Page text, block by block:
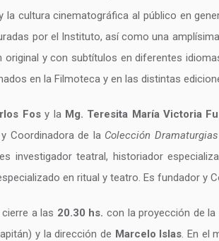
cultura cinematográfica al público en
por el Instituto, así como una
original y con subtítulos en diferentes
en la Filmoteca y en las distintas
Fosy la Mg. Teresita María Victoria
y Coordinadora de la Colección Dramaturgias
investigador teatral, historiador
en ritual y teatro. Es fundador y
a las 20.30 hs. con la proyección de
y la dirección de Marcelo Islas. En el